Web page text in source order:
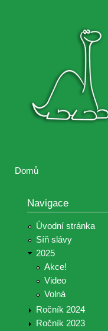
Brontosaurus
Brontosaurus
Domů
Navigace
Úvodní stránka
Síň slávy
2025
Akce!
Video
Volná
Ročník 2024
Ročník 2023